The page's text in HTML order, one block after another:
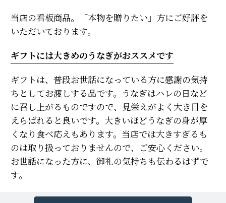
当店の看板商品。「本物を贈りたい」方にご好評を
いただいております。
ギフトには大きめのうなぎがおススメです
ギフトは、普段お世話になっている方に感謝の気持
ちとしてお渡しする品です。うなぎはハレの日など
に召し上がるものですので、見栄えがよく大き目を
えらばれると良いです。大きいほどうなぎの身が厚
くなり食べ応えもあります。当店では大きすぎるも
のは取り扱っておりませんので、ご安心ください。
お世話になった方に、御礼の気持ちも伝わるはずで
す。